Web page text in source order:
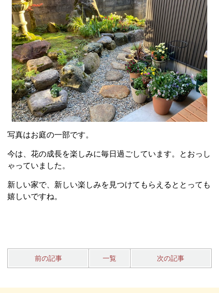
写真はお庭の一部です。
今は、花の成長を楽しみに毎日過ごしています。とおっし
ゃっていました。
新しい家で、新しい楽しみを見つけてもらえるととっても
嬉しいですね。
前の記事 一覧 次の記事